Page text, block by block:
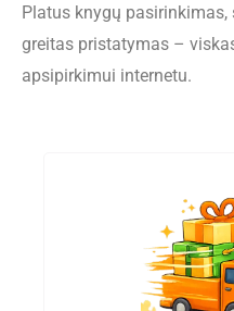
Platus knygų
greitas pristatymas –
apsipirkimui internetu.